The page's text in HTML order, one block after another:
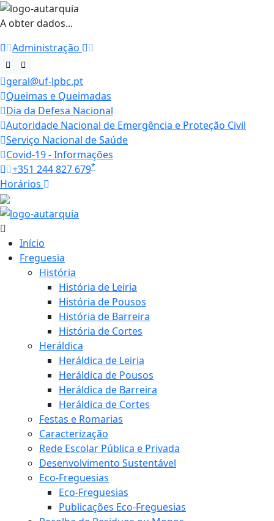
A obter dados...
Administração
geral@uf-lpbc.pt
Queimas e Queimadas
Dia da Defesa Nacional
Autoridade Nacional de Emergência e Proteção Civil
Serviço Nacional de Saúde
Covid-19 - Informações
+351 244 827 679*
Horários
Início
Freguesia
História
História de Leiria
História de Pousos
História de Barreira
História de Cortes
Heráldica
Heráldica de Leiria
Heráldica de Pousos
Heráldica de Barreira
Heráldica de Cortes
Festas e Romarias
Caracterização
Rede Escolar Pública e Privada
Desenvolvimento Sustentável
Eco-Freguesias
Eco-Freguesias
Publicações Eco-Freguesias